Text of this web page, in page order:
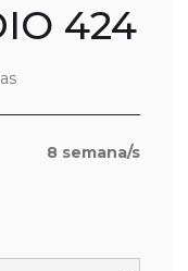
424
8 semana/s